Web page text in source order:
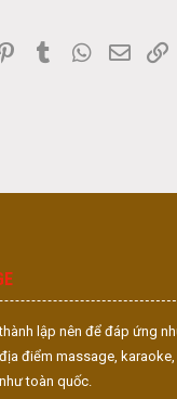
PinterestTumblr WhatsApp
Email
lập nên để đáp ứng
điểm massage, karaoke,
toàn quốc.